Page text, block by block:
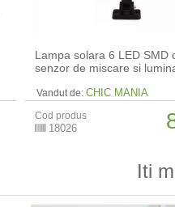
Lampa solara 6 LED SMD
senzor de miscare si
Vandut de: CHIC MANIA
Cod produs
18026
Iti